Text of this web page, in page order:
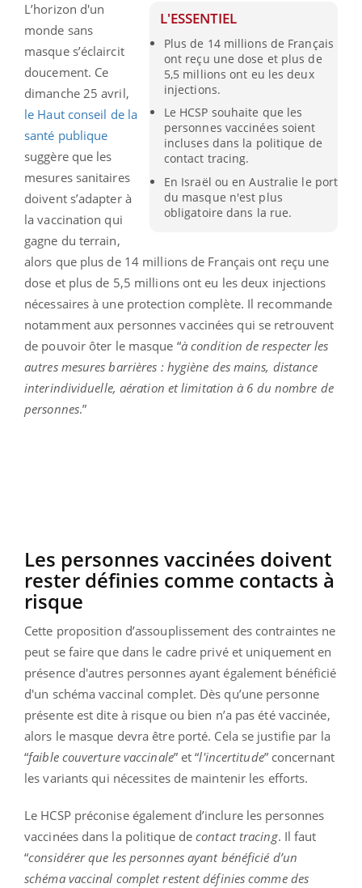
L'ESSENTIEL
Plus de 14 millions de Français
ont reçu une dose et plus de
5,5 millions ont eu les deux
injections.
Le HCSP souhaite que les
personnes vaccinées soient
incluses dans la politique de
contact tracing.
En Israël ou en Australie le port
du masque n'est plus
obligatoire dans la rue.
L’horizon d'un
monde sans
masque s’éclaircit
doucement. Ce
dimanche 25 avril,
le Haut conseil de la
santé publique
suggère que les
mesures sanitaires
doivent s’adapter à
la vaccination qui
gagne du terrain,
alors que plus de 14 millions de Français ont reçu une
dose et plus de 5,5 millions ont eu les deux injections
nécessaires à une protection complète. Il recommande
notamment aux personnes vaccinées qui se retrouvent
de pouvoir ôter le masque “à condition de respecter les
autres mesures barrières : hygiène des mains, distance
interindividuelle, aération et limitation à 6 du nombre de
personnes.”
Les personnes vaccinées doivent
rester définies comme contacts à
risque
Cette proposition d’assouplissement des contraintes ne
peut se faire que dans le cadre privé et uniquement en
présence d'autres personnes ayant également bénéficié
d'un schéma vaccinal complet. Dès qu’une personne
présente est dite à risque ou bien n’a pas été vaccinée,
alors le masque devra être porté. Cela se justifie par la
“faible couverture vaccinale” et “l'incertitude” concernant
les variants qui nécessites de maintenir les efforts.
Le HCSP préconise également d’inclure les personnes
vaccinées dans la politique decontact tracing. Il faut
“considérer que les personnes ayant bénéficié d’un
schéma vaccinal complet restent définies comme des